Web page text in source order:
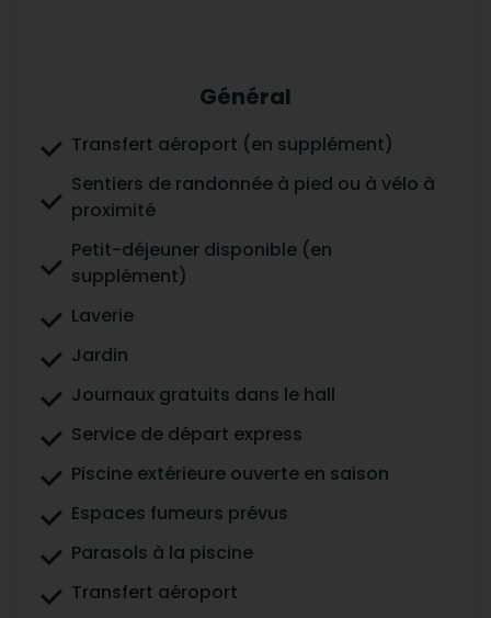
Général
Transfert aéroport (en supplément)
Sentiers de randonnée à pied ou à vélo à
proximité
Petit-déjeuner disponible (en
supplément)
Laverie
Jardin
Journaux gratuits dans le hall
Service de départ express
Piscine extérieure ouverte en saison
Espaces fumeurs prévus
Parasols à la piscine
Transfert aéroport